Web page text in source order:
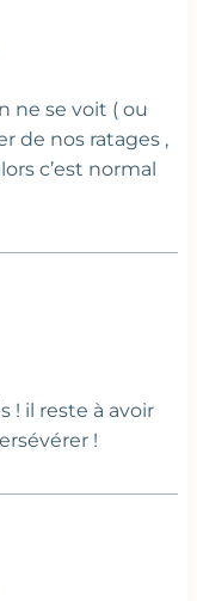
ne se voit ( ou
de nos ratages ,
c’est normal
! il reste à avoir
!